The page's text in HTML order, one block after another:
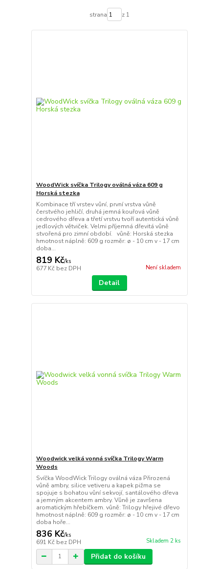
strana z 1
WoodWick svíčka Trilogy oválná váza 609 g
Horská stezka
Kombinace tří vrstev vůní, první vrstva vůně
čerstvého jehličí, druhá jemná kouřová vůně
cedrového dřeva a třetí vrstvu tvoří autentická vůně
jedlových větviček. Velmi příjemná dřevitá vůně
stvořená pro zimní období. vůně: Horská stezka
hmotnost náplně: 609 g rozměr: ø - 10 cm v - 17 cm
doba...
819 Kč/ks
677 Kč bez DPH Není skladem
Detail
Woodwick velká vonná svíčka Trilogy Warm
Woods
Svíčka WoodWick Trilogy oválná váza Přirozená
vůně ambry, silice vetiveru a kapek pižma se
spojuje s bohatou vůní sekvojí, santálového dřeva
a jemným akcentem ambry. Vůně je završena
aromatickým hřebíčkem. vůně: Trilogy hřejivé dřevo
hmotnost náplně: 609 g rozměr: ø - 10 cm v - 17 cm
doba hoře...
836 Kč/ks
691 Kč bez DPH Skladem 2 ks
Přidat do košíku